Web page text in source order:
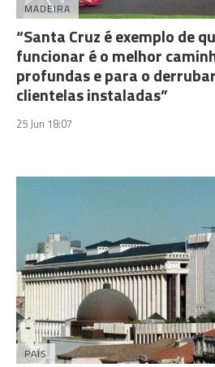
MADEIRA
“Santa Cruz é exemplo de
funcionar é o melhor
profundas e para o
clientelas instaladas”
25 Jun 18:07
PAÍS